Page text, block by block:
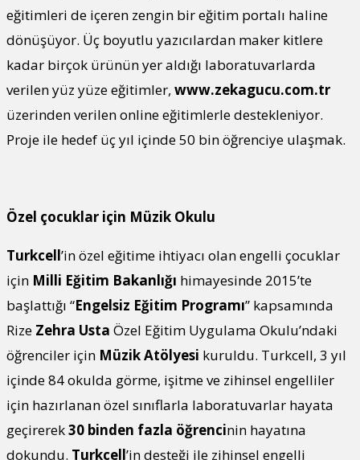
eğitimleri de içeren zengin bir eğitim portalı haline
dönüşüyor. Üç boyutlu yazıcılardan maker kitlere
kadar birçok ürünün yer aldığı laboratuvarlarda
verilen yüz yüze eğitimler, www.zekagucu.com.tr
üzerinden verilen online eğitimlerle destekleniyor.
Proje ile hedef üç yıl içinde 50 bin öğrenciye ulaşmak.
Özel çocuklar için Müzik Okulu
Turkcell’in özel eğitime ihtiyacı olan engelli çocuklar
için Milli Eğitim Bakanlığı himayesinde 2015’te
başlattığı “Engelsiz Eğitim Programı” kapsamında
Rize Zehra Usta Özel Eğitim Uygulama Okulu’ndaki
öğrenciler için Müzik Atölyesi kuruldu. Turkcell, 3 yıl
içinde 84 okulda görme, işitme ve zihinsel engelliler
için hazırlanan özel sınıflarla laboratuvarlar hayata
geçirerek30 binden fazla öğrencinin hayatına
dokundu. Turkcell’in desteği ile zihinsel engelli